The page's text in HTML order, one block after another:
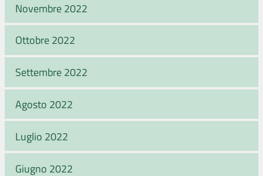
Novembre 2022
Ottobre 2022
Settembre 2022
Agosto 2022
Luglio 2022
Giugno 2022